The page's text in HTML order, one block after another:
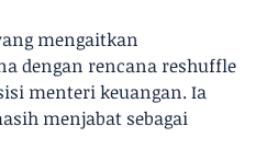
mengaitkan
dengan rencana reshuffle
menteri keuangan. Ia
menjabat sebagai